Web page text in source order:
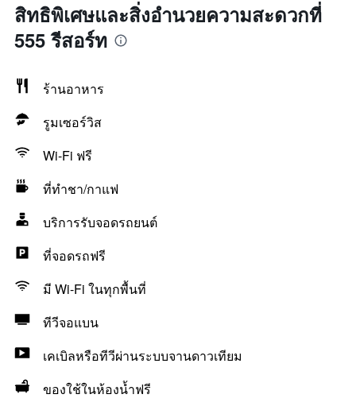
สิทธิพิเศษและสิ่งอำนวยความสะดวกที่
555 รีสอร์ท
ร้านอาหาร
รูมเซอร์วิส
Wi-Fi ฟรี
ที่ทำชา/กาแฟ
บริการรับจอดรถยนต์
ที่จอดรถฟรี
มี Wi-Fi ในทุกพื้นที่
ทีวีจอแบน
เคเบิลหรือทีวีผ่านระบบจานดาวเทียม
ของใช้ในห้องน้ำฟรี